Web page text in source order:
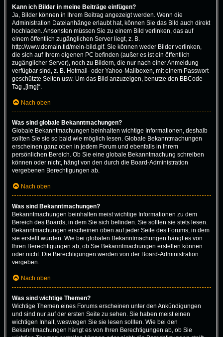
Kann ich Bilder in meine Beiträge einfügen?
Ja, Bilder können in Ihrem Beitrag angezeigt werden. Wenn die
Administration Dateianhänge erlaubt hat, können Sie das Bild auch direkt
hochladen. Ansonsten müssen Sie zu einem Bild verlinken, das auf
einem öffentlich zugänglichen Server liegt, z. B.
http://www.domain.tld/mein-bild.gif. Sie können weder Bilder verlinken,
die sich auf Ihrem eigenen PC befinden (außer es ist ein öffentlich
zugänglicher Server), noch zu Bildern, die nur nach einer Anmeldung
verfügbar sind, z. B. Hotmail- oder Yahoo-Mailboxen, mit einem Passwort
geschützte Seiten usw. Um das Bild anzuzeigen, benutze den BBCode-
Tag „[img]“.
Nach oben
Was sind globale Bekanntmachungen?
Globale Bekanntmachungen beinhalten wichtige Informationen, deshalb
sollten Sie sie so bald wie möglich lesen. Globale Bekanntmachungen
erscheinen ganz oben in jedem Forum und ebenfalls in Ihrem
persönlichen Bereich. Ob Sie eine globale Bekanntmachung schreiben
können oder nicht, hängt von den durch die Board-Administration
vergebenen Berechtigungen ab.
Nach oben
Was sind Bekanntmachungen?
Bekanntmachungen beinhalten meist wichtige Informationen zu dem
Bereich des Boards, in dem Sie sich befinden. Sie sollten sie stets lesen.
Bekanntmachungen erscheinen oben auf jeder Seite des Forums, in dem
sie erstellt wurden. Wie bei globalen Bekanntmachungen hängt es von
Ihren Berechtigungen ab, ob Sie Bekanntmachungen erstellen können
oder nicht. Die Berechtigungen werden von der Board-Administration
vergeben.
Nach oben
Was sind wichtige Themen?
Wichtige Themen eines Forums erscheinen unter den Ankündigungen
und sind nur auf der ersten Seite zu sehen. Sie haben meist einen
wichtigen Inhalt, weswegen Sie sie lesen sollten. Wie bei den
Bekanntmachungen hängt es von Ihren Berechtigungen ab, ob Sie